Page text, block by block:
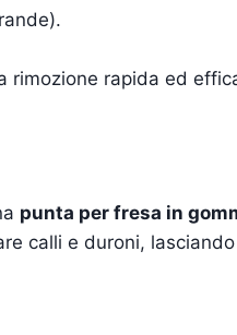
rimozione rapida ed
punta per fresa in
calli e duroni,